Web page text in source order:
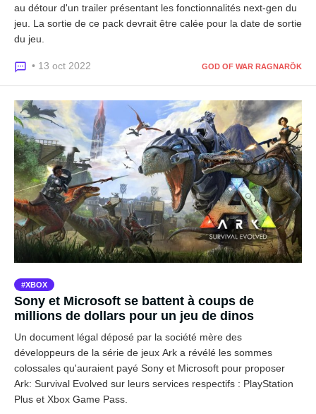
au détour d'un trailer présentant les fonctionnalités next-gen du
jeu. La sortie de ce pack devrait être calée pour la date de sortie
du jeu.
• 13 oct 2022 GOD OF WAR RAGNARÖK
XBOX
Sony et Microsoft se battent à coups de
millions de dollars pour un jeu de dinos
Un document légal déposé par la société mère des
développeurs de la série de jeux Ark a révélé les sommes
colossales qu'auraient payé Sony et Microsoft pour proposer
Ark: Survival Evolved sur leurs services respectifs : PlayStation
Plus et Xbox Game Pass.